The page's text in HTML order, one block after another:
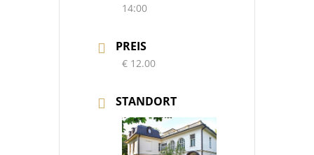
14:00
PREIS
€ 12.00
STANDORT